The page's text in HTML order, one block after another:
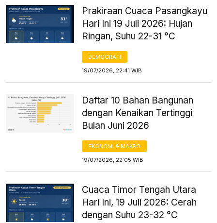
Prakiraan Cuaca Pasangkayu
Hari Ini 19 Juli 2026: Hujan
Ringan, Suhu 22-31 °C
DEMOGRAFI
19/07/2026, 22:41 WIB
Daftar 10 Bahan Bangunan
dengan Kenaikan Tertinggi
Bulan Juni 2026
EKONOMI & MAKRO
19/07/2026, 22:05 WIB
Cuaca Timor Tengah Utara
Hari Ini, 19 Juli 2026: Cerah
dengan Suhu 23-32 °C